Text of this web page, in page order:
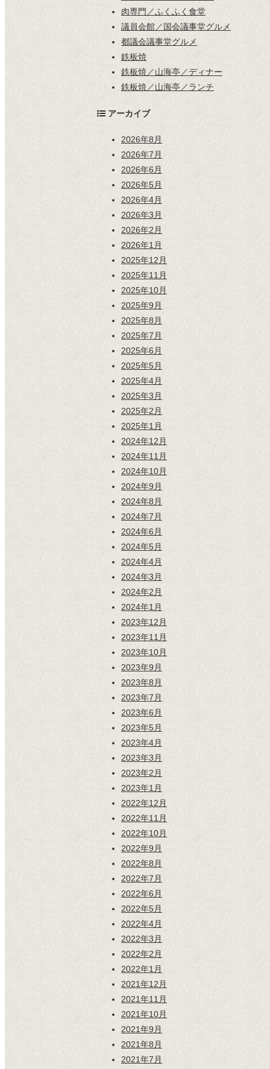
肉専門／ふくふく食堂
議員会館／国会議事堂グルメ
都議会議事堂グルメ
鉄板焼
鉄板焼／山海亭／ディナー
鉄板焼／山海亭／ランチ
アーカイブ
2026年8月
2026年7月
2026年6月
2026年5月
2026年4月
2026年3月
2026年2月
2026年1月
2025年12月
2025年11月
2025年10月
2025年9月
2025年8月
2025年7月
2025年6月
2025年5月
2025年4月
2025年3月
2025年2月
2025年1月
2024年12月
2024年11月
2024年10月
2024年9月
2024年8月
2024年7月
2024年6月
2024年5月
2024年4月
2024年3月
2024年2月
2024年1月
2023年12月
2023年11月
2023年10月
2023年9月
2023年8月
2023年7月
2023年6月
2023年5月
2023年4月
2023年3月
2023年2月
2023年1月
2022年12月
2022年11月
2022年10月
2022年9月
2022年8月
2022年7月
2022年6月
2022年5月
2022年4月
2022年3月
2022年2月
2022年1月
2021年12月
2021年11月
2021年10月
2021年9月
2021年8月
2021年7月